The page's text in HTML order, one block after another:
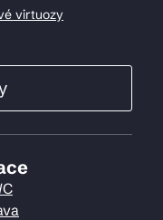
virtuozy